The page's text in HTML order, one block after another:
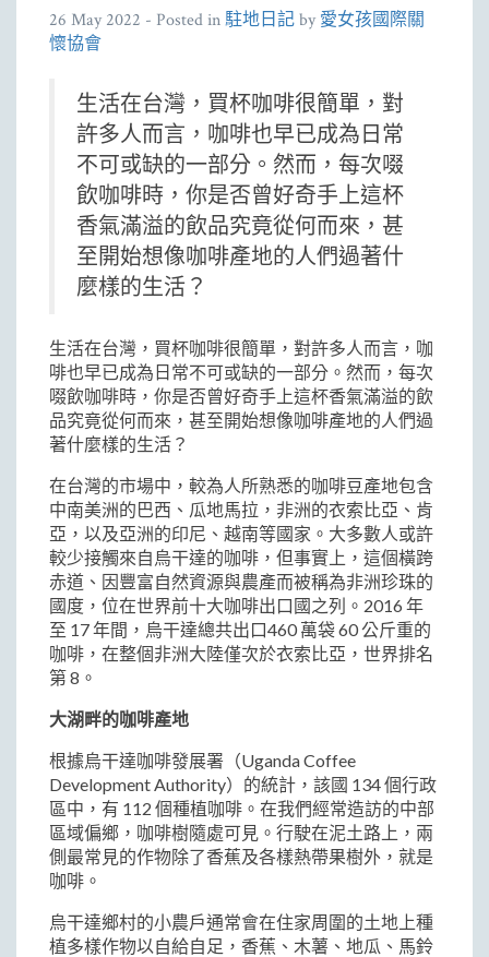
26 May 2022 - Posted in駐地日記by愛女孩國際關
懷協會
生活在台灣，買杯咖啡很簡單，對
許多人而言，咖啡也早已成為日常
不可或缺的一部分。然而，每次啜
飲咖啡時，你是否曾好奇手上這杯
香氣滿溢的飲品究竟從何而來，甚
至開始想像咖啡產地的人們過著什
麼樣的生活？
生活在台灣，買杯咖啡很簡單，對許多人而言，咖
啡也早已成為日常不可或缺的一部分。然而，每次
啜飲咖啡時，你是否曾好奇手上這杯香氣滿溢的飲
品究竟從何而來，甚至開始想像咖啡產地的人們過
著什麼樣的生活？
在台灣的市場中，較為人所熟悉的咖啡豆產地包含
中南美洲的巴西、瓜地馬拉，非洲的衣索比亞、肯
亞，以及亞洲的印尼、越南等國家。大多數人或許
較少接觸來自烏干達的咖啡，但事實上，這個橫跨
赤道、因豐富自然資源與農產而被稱為非洲珍珠的
國度，位在世界前十大咖啡出口國之列。2016 年
至 17 年間，烏干達總共出口460 萬袋 60 公斤重的
咖啡，在整個非洲大陸僅次於衣索比亞，世界排名
第 8。
大湖畔的咖啡產地
根據烏干達咖啡發展署（Uganda Coffee
Development Authority）的統計，該國 134 個行政
區中，有 112 個種植咖啡。在我們經常造訪的中部
區域偏鄉，咖啡樹隨處可見。行駛在泥土路上，兩
側最常見的作物除了香蕉及各樣熱帶果樹外，就是
咖啡。
烏干達鄉村的小農戶通常會在住家周圍的土地上種
植多樣作物以自給自足，香蕉、木薯、地瓜、馬鈴